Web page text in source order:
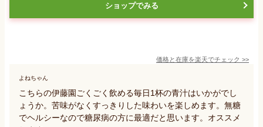
ショップでみる
価格と在庫を楽天でチェック >>
よねちゃん
こちらの伊藤園ごくごく飲める毎日1杯の青汁はいかがでし
ょうか。苦味がなくすっきりした味わいを楽しめます。無糖
でヘルシーなので糖尿病の方に最適だと思います。オススメ